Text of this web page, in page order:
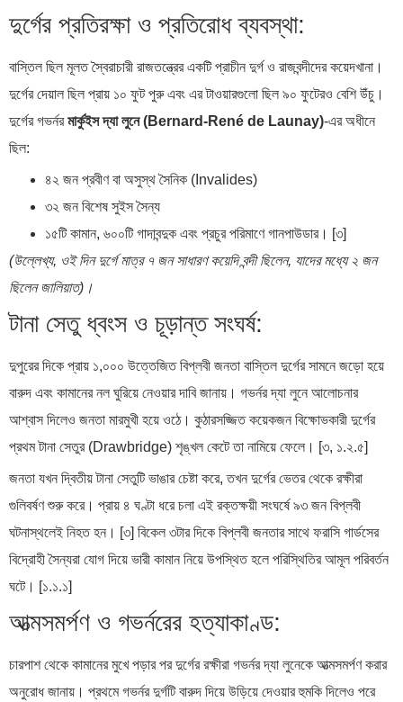
দুর্গের প্রতিরক্ষা ও প্রতিরোধ ব্যবস্থা:
বাস্তিল ছিল মূলত স্বৈরাচারী রাজতন্ত্রের একটি প্রাচীন দুর্গ ও রাজবন্দীদের কয়েদখানা।
দুর্গের দেয়াল ছিল প্রায় ১০ ফুট পুরু এবং এর টাওয়ারগুলো ছিল ৯০ ফুটেরও বেশি উঁচু।
দুর্গের গভর্নরমার্কুইস দ্যা লুনে (Bernard-René de Launay)-এর অধীনে
ছিল:
৪২ জন প্রবীণ বা অসুস্থ সৈনিক (Invalides)
৩২ জন বিশেষ সুইস সৈন্য
১৫টি কামান, ৬০০টি গাদাবন্দুক এবং প্রচুর পরিমাণে গানপাউডার। [৩]
(উল্লেখ্য, ওই দিন দুর্গে মাত্র ৭ জন সাধারণ কয়েদি বন্দী ছিলেন, যাদের মধ্যে ২ জন
ছিলেন জালিয়াত)।
টানা সেতু ধ্বংস ও চূড়ান্ত সংঘর্ষ:
দুপুরের দিকে প্রায় ১,০০০ উত্তেজিত বিপ্লবী জনতা বাস্তিল দুর্গের সামনে জড়ো হয়ে
বারুদ এবং কামানের নল ঘুরিয়ে নেওয়ার দাবি জানায়। গভর্নর দ্যা লুনে আলোচনার
আশ্বাস দিলেও জনতা মারমুখী হয়ে ওঠে। কুঠারসজ্জিত কয়েকজন বিক্ষোভকারী দুর্গের
প্রথম টানা সেতুর (Drawbridge) শৃঙ্খল কেটে তা নামিয়ে ফেলে। [৩, ১.২.৫]
জনতা যখন দ্বিতীয় টানা সেতুটি ভাঙার চেষ্টা করে, তখন দুর্গের ভেতর থেকে রক্ষীরা
গুলিবর্ষণ শুরু করে। প্রায় ৪ ঘণ্টা ধরে চলা এই রক্তক্ষয়ী সংঘর্ষে ৯৩ জন বিপ্লবী
ঘটনাস্থলেই নিহত হন। [৩] বিকেল ৩টার দিকে বিপ্লবী জনতার সাথে ফরাসি গার্ডসের
বিদ্রোহী সৈন্যরা যোগ দিয়ে ভারী কামান নিয়ে উপস্থিত হলে পরিস্থিতির আমূল পরিবর্তন
ঘটে। [১.১.১]
আত্মসমর্পণ ও গভর্নরের হত্যাকাণ্ড:
চারপাশ থেকে কামানের মুখে পড়ার পর দুর্গের রক্ষীরা গভর্নর দ্যা লুনেকে আত্মসমর্পণ করার
অনুরোধ জানায়। প্রথমে গভর্নর দুর্গটি বারুদ দিয়ে উড়িয়ে দেওয়ার হুমকি দিলেও পরে